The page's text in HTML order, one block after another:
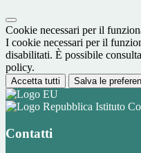
Cookie necessari per il
I cookie necessari per il
disabilitati. È possibile
policy.
Accetta tutti Salva le
Istituto
Contatti